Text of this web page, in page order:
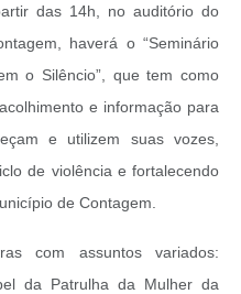
das 14h, no auditório do
haverá o “Seminário
o Silêncio”, que tem como
e informação para
e utilizem suas vozes,
de violência e fortalecendo
de Contagem.
com assuntos variados:
da Patrulha da Mulher da